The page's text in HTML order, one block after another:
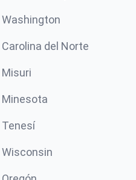
Washington
Carolina del Norte
Misuri
Minesota
Tenesí
Wisconsin